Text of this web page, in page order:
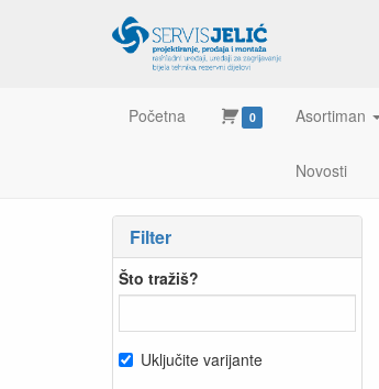
Početna 0 Asortiman
Novosti
Filter
Što tražiš?
Uključite varijante